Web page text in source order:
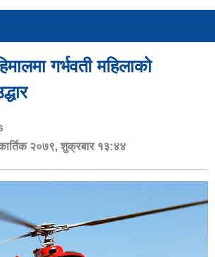
गर्भवती महिलाको
२०७९, शुक्रबार १३:४४